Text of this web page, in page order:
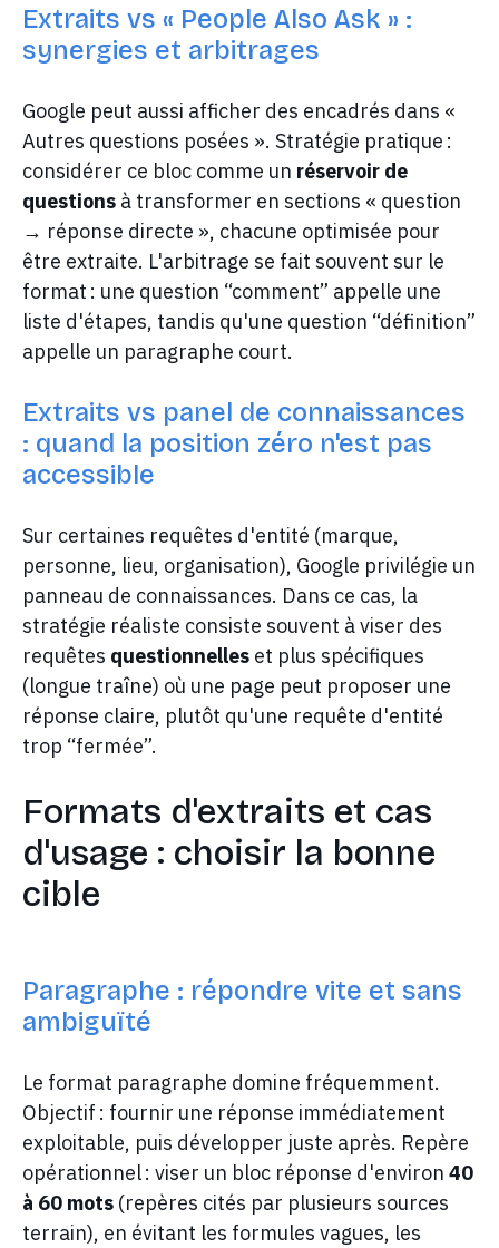
Extraits vs « People Also Ask » :
synergies et arbitrages
Google peut aussi afficher des encadrés dans «
Autres questions posées ». Stratégie pratique :
considérer ce bloc comme un réservoir de
questionsà transformer en sections « question
→ réponse directe », chacune optimisée pour
être extraite. L'arbitrage se fait souvent sur le
format : une question “comment” appelle une
liste d'étapes, tandis qu'une question “définition”
appelle un paragraphe court.
Extraits vs panel de connaissances
: quand la position zéro n'est pas
accessible
Sur certaines requêtes d'entité (marque,
personne, lieu, organisation), Google privilégie un
panneau de connaissances. Dans ce cas, la
stratégie réaliste consiste souvent à viser des
requêtes questionnelleset plus spécifiques
(longue traîne) où une page peut proposer une
réponse claire, plutôt qu'une requête d'entité
trop “fermée”.
Formats d'extraits et cas
d'usage : choisir la bonne
cible
Paragraphe : répondre vite et sans
ambiguïté
Le format paragraphe domine fréquemment.
Objectif : fournir une réponse immédiatement
exploitable, puis développer juste après. Repère
opérationnel : viser un bloc réponse d'environ 40
à 60 mots(repères cités par plusieurs sources
terrain), en évitant les formules vagues, les